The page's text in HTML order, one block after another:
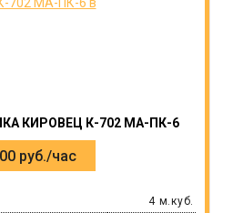
КИРОВЕЦ К-702 МА-ПК-6
руб./час
4 м.куб.